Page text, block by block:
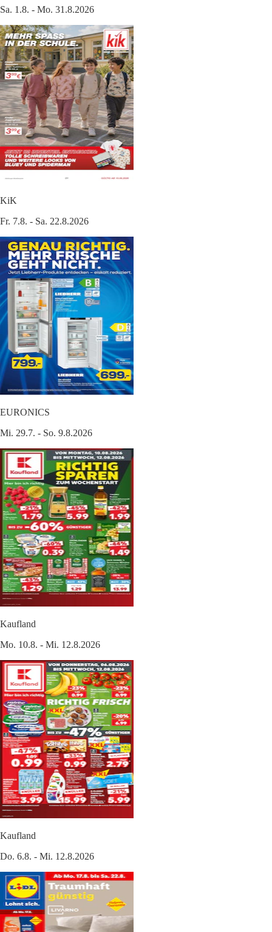
Sa. 1.8. - Mo. 31.8.2026
KiK
Fr. 7.8. - Sa. 22.8.2026
EURONICS
Mi. 29.7. - So. 9.8.2026
Kaufland
Mo. 10.8. - Mi. 12.8.2026
Kaufland
Do. 6.8. - Mi. 12.8.2026